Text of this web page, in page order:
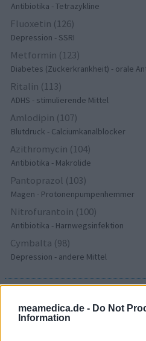
meamedica.de - Do Not
Information
Antibiotika - Tetrazykline
Fluoxetin (126)
Depression - SSRI
Metformin (123)
Diabetes (Zuckerkrankheit) - orale
Ritalin (113)
ADHS - stimulierende Mittel
Amlodipin (107)
Blutdruck - Calciumkanalblocker
Azithromycin (104)
Antibiotika - Makrolide
Pantoprazol (103)
Magen - Protonenpumpenhemmer
Nitrofurantoin (100)
Antibiotika - Harnwegsinfektion
Cymbalta (98)
Depression - andere Mittel
Die Bewertungen und
nutzergenerierter Inhalt. Diese
gelesen und teilweise